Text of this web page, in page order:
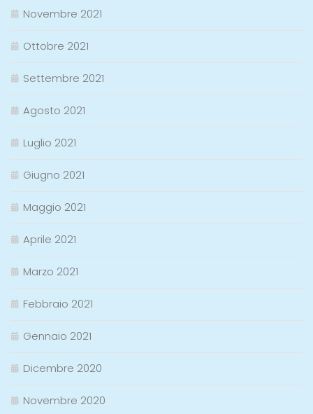
Novembre 2021
Ottobre 2021
Settembre 2021
Agosto 2021
Luglio 2021
Giugno 2021
Maggio 2021
Aprile 2021
Marzo 2021
Febbraio 2021
Gennaio 2021
Dicembre 2020
Novembre 2020